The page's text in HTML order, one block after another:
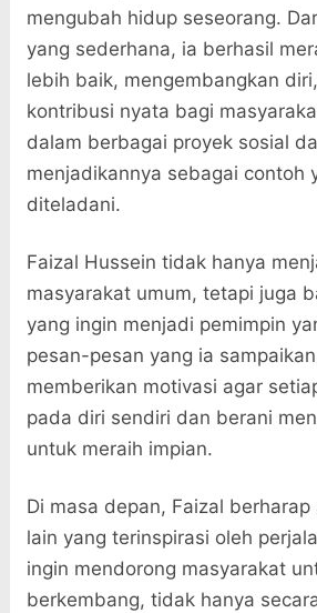
mengubah hidup seseorang.
yang sederhana, ia berhasil
lebih baik, mengembangkan
kontribusi nyata bagi
dalam berbagai proyek sosial
menjadikannya sebagai contoh
diteladani.
Faizal Hussein tidak hanya
masyarakat umum, tetapi juga
yang ingin menjadi pemimpin
pesan-pesan yang ia
memberikan motivasi agar
pada diri sendiri dan berani
untuk meraih impian.
Di masa depan, Faizal
lain yang terinspirasi oleh
ingin mendorong masyarakat
berkembang, tidak hanya